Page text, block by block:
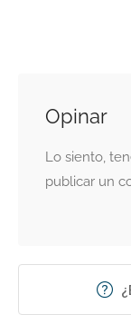
Opinar
Lo siento,
publicar un